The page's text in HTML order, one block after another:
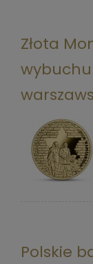
Złota
Polskie